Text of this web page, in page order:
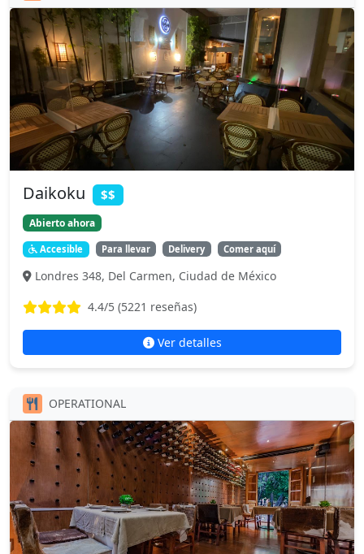
Daikoku $$
Abierto ahora
Accesible Para llevar Delivery Comer aquí
Londres 348, Del Carmen, Ciudad de México
4.4/5 (5221 reseñas)
Ver detalles
OPERATIONAL